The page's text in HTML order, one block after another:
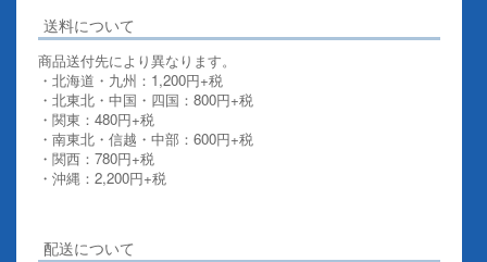
送料について
商品送付先により異なります。
・北海道・九州：1,200円+税
・北東北・中国・四国：800円+税
・関東：480円+税
・南東北・信越・中部：600円+税
・関西：780円+税
・沖縄：2,200円+税
配送について